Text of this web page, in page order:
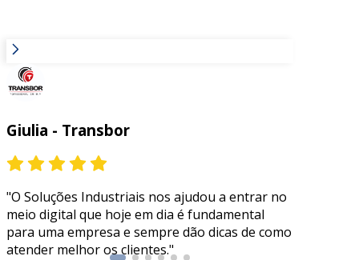
Giulia - Transbor
"O Soluções Industriais nos ajudou a entrar no
meio digital que hoje em dia é fundamental
para uma empresa e sempre dão dicas de como
atender melhor os clientes."